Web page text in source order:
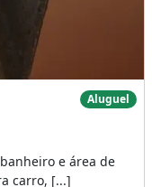
Aluguel
e área de
carro, [...]